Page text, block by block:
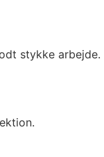
stykke arbejde.